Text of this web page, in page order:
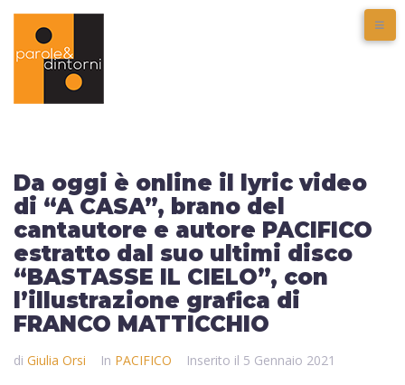
Da oggi è online il lyric video
di “A CASA”, brano del
cantautore e autore PACIFICO
estratto dal suo ultimi disco
“BASTASSE IL CIELO”, con
l’illustrazione grafica di
FRANCO MATTICCHIO
di Giulia Orsi In PACIFICO Inserito il 5 Gennaio 2021